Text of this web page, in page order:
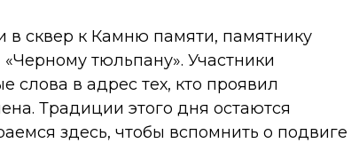
в сквер к Камню памяти, памятнику
тюльпану». Участники
слова в адрес тех, кто проявил
Традиции этого дня остаются
здесь, чтобы вспомнить о подвиге